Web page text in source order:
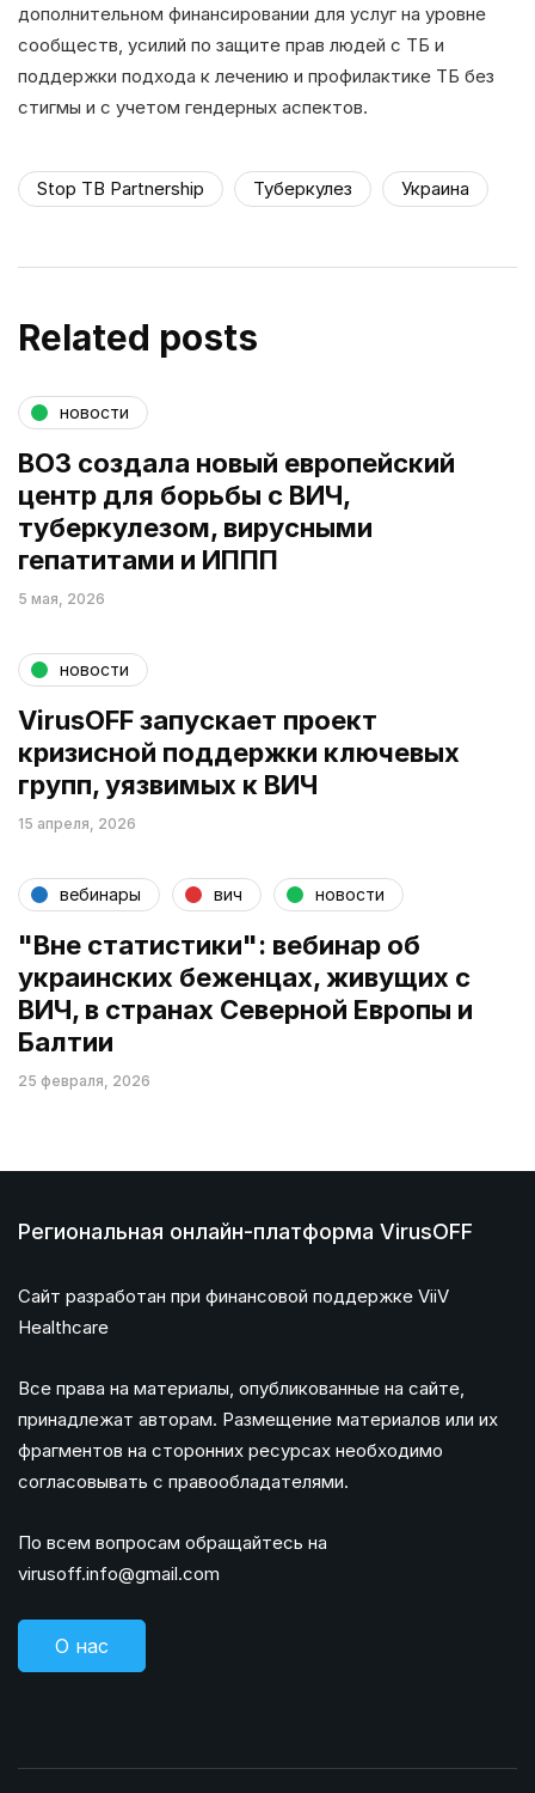
дополнительном финансировании для услуг на уровне
сообществ, усилий по защите прав людей с ТБ и
поддержки подхода к лечению и профилактике ТБ без
стигмы и с учетом гендерных аспектов.
Stop TB Partnership Туберкулез Украина
Related posts
новости
ВОЗ создала новый европейский
центр для борьбы с ВИЧ,
туберкулезом, вирусными
гепатитами и ИППП
5 мая, 2026
новости
VirusOFF запускает проект
кризисной поддержки ключевых
групп, уязвимых к ВИЧ
15 апреля, 2026
вебинары вич новости
"Вне статистики": вебинар об
украинских беженцах, живущих с
ВИЧ, в странах Северной Европы и
Балтии
25 февраля, 2026
Региональная онлайн-платформа VirusOFF
Сайт разработан при финансовой поддержке ViiV
Healthcare
Все права на материалы, опубликованные на сайте,
принадлежат авторам. Размещение материалов или их
фрагментов на сторонних ресурсах необходимо
согласовывать с правообладателями.
По всем вопросам обращайтесь на
virusoff.info@gmail.com
О нас